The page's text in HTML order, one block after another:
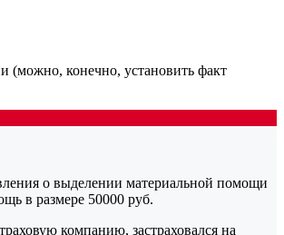
(можно, конечно, установить факт
о выделении материальной помощи
в размере 50000 руб.
компанию, застраховался на